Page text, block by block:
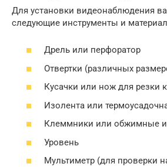
Для установки видеонаблюдения
следующие инструменты и
Дрель или перфоратор
Отвертки (различных
Кусачки или нож для резки
Изолента или
Клеммники или обжимные
Уровень
Мультиметр (для проверки